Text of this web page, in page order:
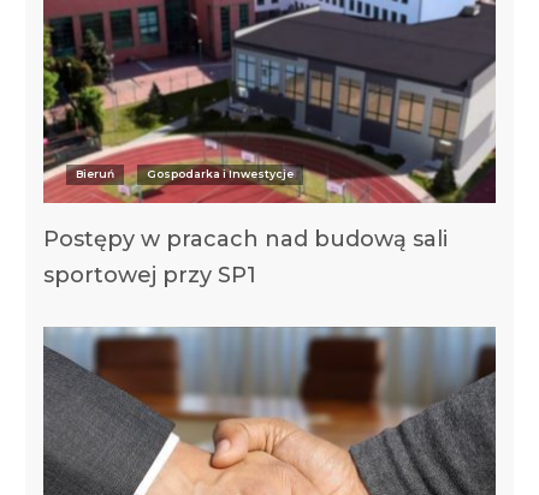
Bieruń Gospodarka i Inwestycje
Postępy w pracach nad budową sali
sportowej przy SP1